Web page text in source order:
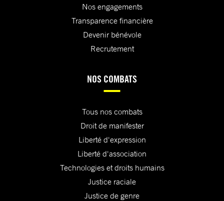
Nos engagements
Transparence financière
Devenir bénévole
Recrutement
NOS COMBATS
Tous nos combats
Droit de manifester
Liberté d'expression
Liberté d'association
Technologies et droits humains
Justice raciale
Justice de genre